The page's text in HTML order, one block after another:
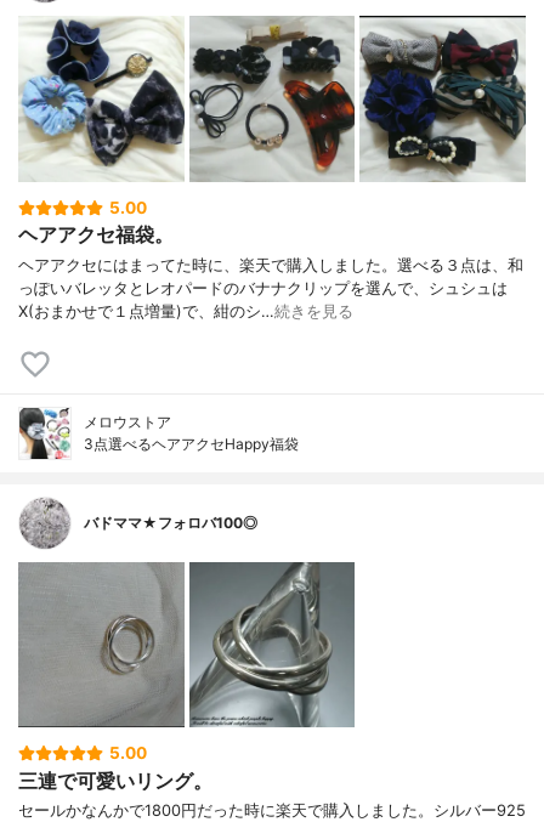
5.00
ヘアアクセ福袋。
ヘアアクセにはまってた時に、楽天で購入しました。選べる３点は、和
っぽいバレッタとレオパードのバナナクリップを選んで、シュシュは
X(おまかせで１点増量)で、紺のシ…続きを見る
メロウストア
3点選べるヘアアクセHappy福袋
バドママ★フォロバ100◎
5.00
三連で可愛いリング。
セールかなんかで1800円だった時に楽天で購入しました。シルバー925